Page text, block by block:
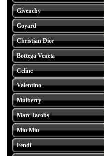
Givenchy
Goyard
Christian Dior
Bottega Veneta
Celine
Valentino
Mulberry
Marc Jacobs
Miu Miu
Fendi